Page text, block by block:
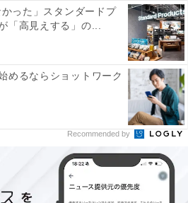
かった」スタンダードプ
「高見えする」の...
めるならショットワーク
Recommended by